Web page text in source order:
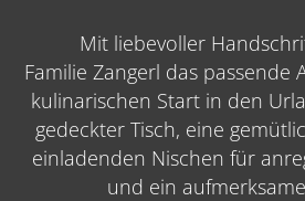
Mit liebevoller
Familie Zangerl das passende
kulinarischen Start in den
gedeckter Tisch, eine
einladenden Nischen für
und ein